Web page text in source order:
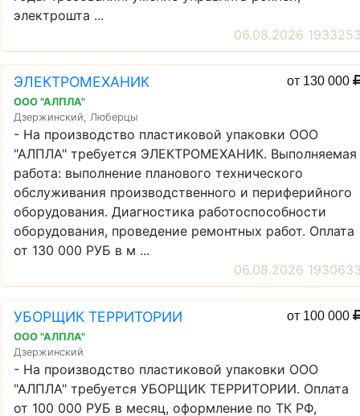
электрошта ...
06.08.2026
ЭЛЕКТРОМЕХАНИК от 130 000
ООО "АЛПЛА"
Дзержинский, Люберцы
- На производство пластиковой упаковки ООО
"АЛПЛА" требуется ЭЛЕКТРОМЕХАНИК. Выполняемая
работа: выполнение планового технического
обслуживания производственного и периферийного
оборудования. Диагностика работоспособности
оборудования, проведение ремонтных работ. Оплата
от 130 000 РУБ в м ...
06.08.2026
УБОРЩИК ТЕРРИТОРИИ от 100 000
ООО "АЛПЛА"
Дзержинский
- На производство пластиковой упаковки ООО
"АЛПЛА" требуется УБОРЩИК ТЕРРИТОРИИ. Оплата
от 100 000 РУБ в месяц, оформление по ТК РФ,